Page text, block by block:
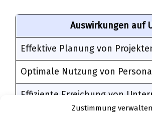
Zustimmung verwalten
Auswirkungen auf
Effektive Planung von
Optimale Nutzung von
Effiziente Erreichung von